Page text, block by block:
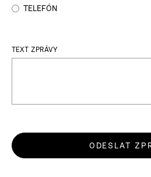
TELEFÓN
TEXT ZPRÁVY